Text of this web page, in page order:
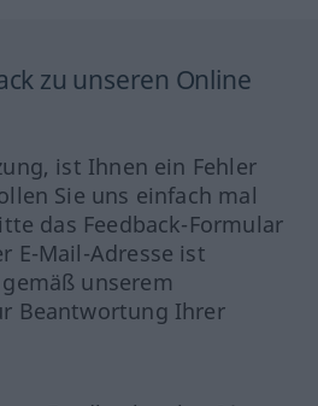
zu unseren Online
ist Ihnen ein Fehler
Sie uns einfach mal
das Feedback-Formular
E-Mail-Adresse ist
unserem
Beantwortung Ihrer